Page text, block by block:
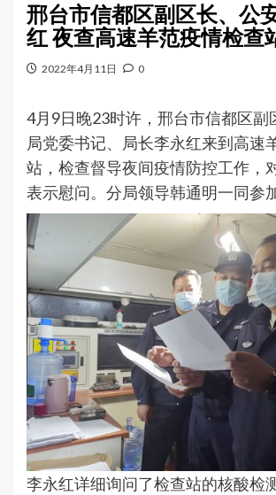
邢台市信都区副区长、公
红 夜查高速羊范疫情检查
2022年4月11日 0
4月9日晚23时许，邢台市信都区副
局党委书记、局长李永红来到高速
站，检查督导夜间疫情防控工作，
表示慰问。分局领导韩通明一同参加
李永红详细询问了检查站的核酸检